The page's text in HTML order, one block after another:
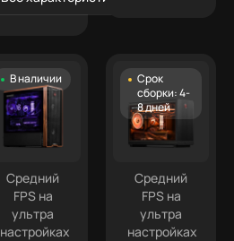
В наличии
Средний
FPS на
ультра
настройках
Срок
сборки: 4-
8 дней
Средний
FPS на
ультра
настройках